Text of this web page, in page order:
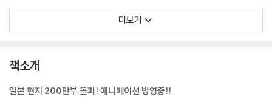
더보기
책소개
일본 현지 200만부 돌파! 애니메이션 방영중!!